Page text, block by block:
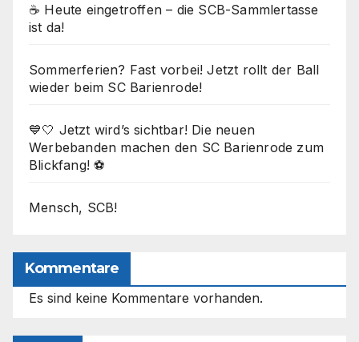
☕ Heute eingetroffen – die SCB-Sammlertasse
ist da!
Sommerferien? Fast vorbei! Jetzt rollt der Ball
wieder beim SC Barienrode!
💙🤍 Jetzt wird’s sichtbar! Die neuen
Werbebanden machen den SC Barienrode zum
Blickfang! ⚽
Mensch, SCB!
Kommentare
Es sind keine Kommentare vorhanden.